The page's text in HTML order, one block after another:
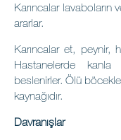
Karıncalar
ararlar.
Karıncalar et, peynir,
Hastanelerde kanla
beslenirler. Ölü
kaynağıdır.
Davranışlar